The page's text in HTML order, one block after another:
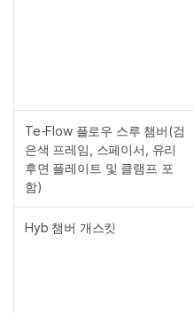
Te-Flow 플로우 스루 챔버(검
은색 프레임, 스페이서, 유리
후면 플레이트 및 클램프 포
함)
Hyb 챔버 개스킷